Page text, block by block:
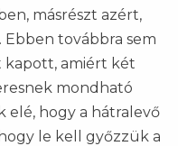
másrészt azért,
Ebben továbbra sem
kapott, amiért két
mondható
elé, hogy a hátralevő
le kell győzzük a